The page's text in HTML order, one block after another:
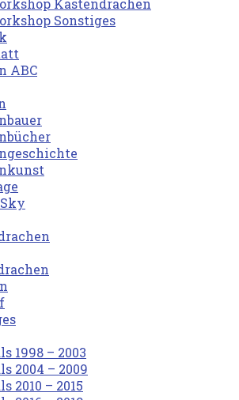
Kastendrachen
Sonstiges
ABC
1998 – 2003
2004 – 2009
2010 – 2015